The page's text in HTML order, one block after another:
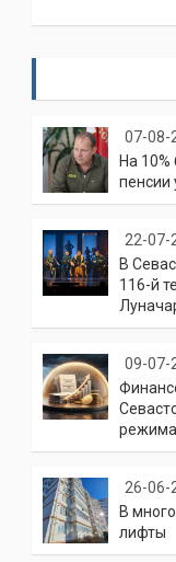
07-08-
На
пенсии
22-07-
В
116-й
09-07-
26-06-
В
лифты